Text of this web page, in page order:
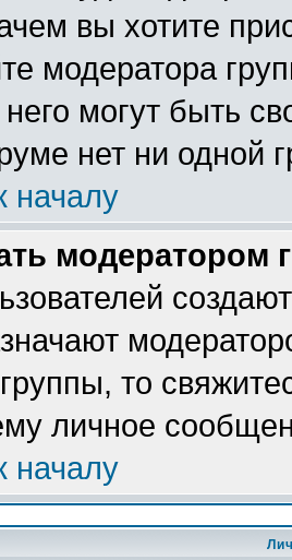
вы хотите
модератора
него могут быть
нет ни одной
началу
модератором
то
личное
началу